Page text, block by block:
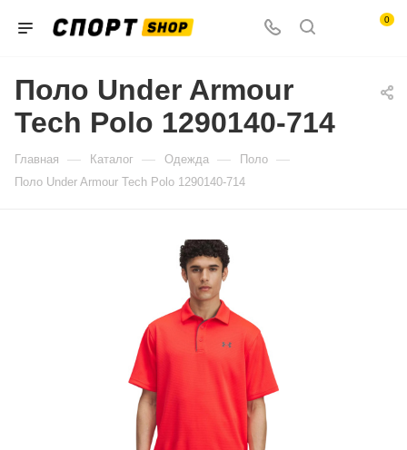
0
Поло Under Armour
Tech Polo 1290140-714
Главная — Каталог — Одежда — Поло —
Поло Under Armour Tech Polo 1290140-714